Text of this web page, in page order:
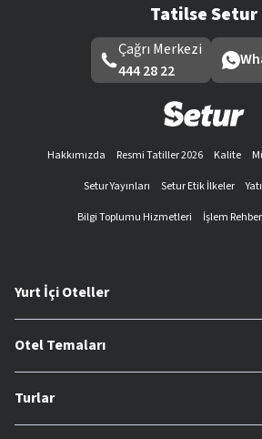
Tatilse Setur
Çağrı Merkezi
444 28 22
Hakkımızda Resmi Tatiller 2026 Kalite
Setur Yayınları
Setur Etik İlkeler
Bilgi Toplumu Hizmetleri
İşlem
Yurt İçi Oteller
Otel Temaları
Turlar